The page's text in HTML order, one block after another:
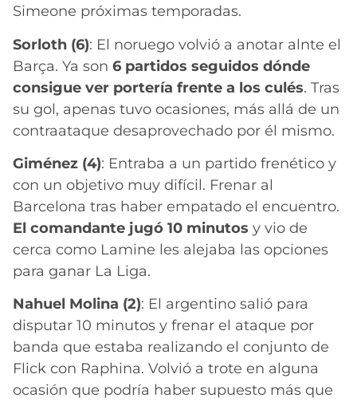
Simeone próximas temporadas.
Sorloth (6): El noruego volvió a anotar alnte el
Barça. Ya son 6 partidos seguidos dónde
consigue ver portería frente a los culés. Tras
su gol, apenas tuvo ocasiones, más allá de un
contraataque desaprovechado por él mismo.
Giménez (4): Entraba a un partido frenético y
con un objetivo muy difícil. Frenar al
Barcelona tras haber empatado el encuentro.
El comandante jugó 10 minutos y vio de
cerca como Lamine les alejaba las opciones
para ganar La Liga.
Nahuel Molina (2): El argentino salió para
disputar 10 minutos y frenar el ataque por
banda que estaba realizando el conjunto de
Flick con Raphina. Volvió a trote en alguna
ocasión que podría haber supuesto más que